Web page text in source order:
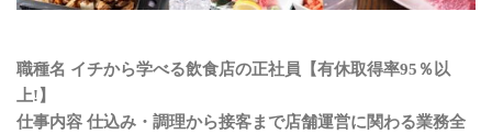
職種名 イチから学べる飲食店の正社員【有休取得率95％以
上!】
仕事内容 仕込み・調理から接客まで店舗運営に関わる業務全